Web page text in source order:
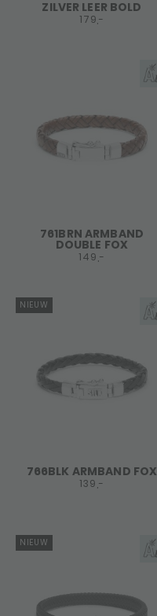
ZILVER LEER BOLD
179,-
761BRN ARMBAND
DOUBLE FOX
149,-
NIEUW
766BLK ARMBAND FOX
139,-
NIEUW